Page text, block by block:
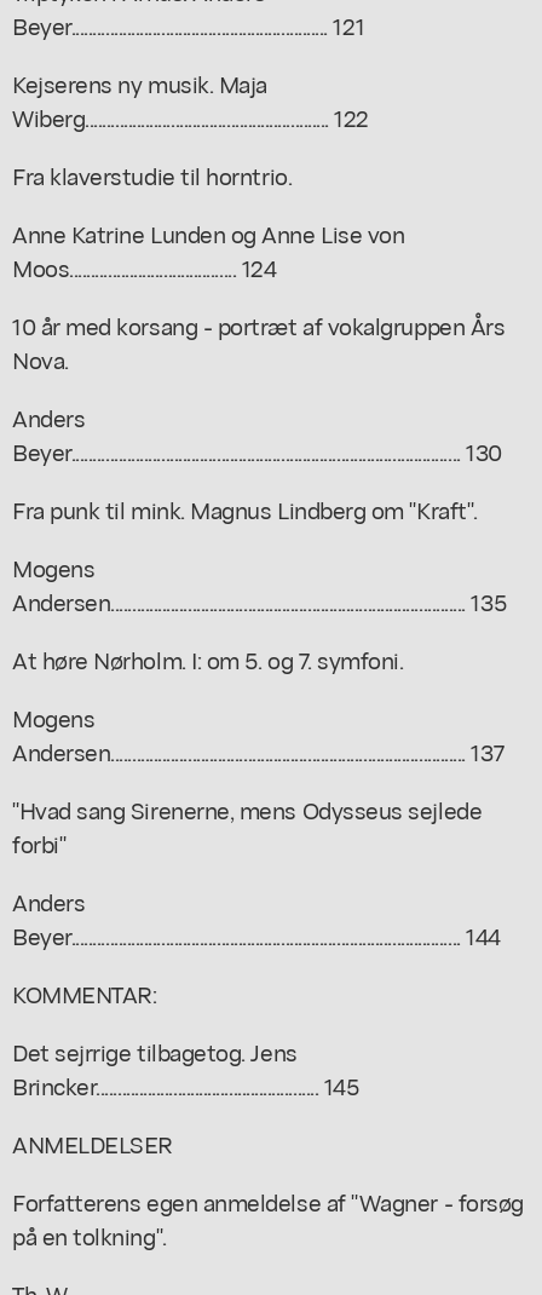
Beyer............................................................ 121
Kejserens ny musik. Maja
Wiberg......................................................... 122
Fra klaverstudie til horntrio.
Anne Katrine Lunden og Anne Lise von
Moos....................................... 124
10 år med korsang - portræt af vokalgruppen Års
Nova.
Anders
Beyer........................................................................................... 130
Fra punk til mink. Magnus Lindberg om "Kraft".
Mogens
Andersen................................................................................... 135
At høre Nørholm. I: om 5. og 7. symfoni.
Mogens
Andersen................................................................................... 137
"Hvad sang Sirenerne, mens Odysseus sejlede
forbi"
Anders
Beyer........................................................................................... 144
KOMMENTAR:
Det sejrrige tilbagetog. Jens
Brincker.................................................... 145
ANMELDELSER
Forfatterens egen anmeldelse af "Wagner - forsøg
på en tolkning".